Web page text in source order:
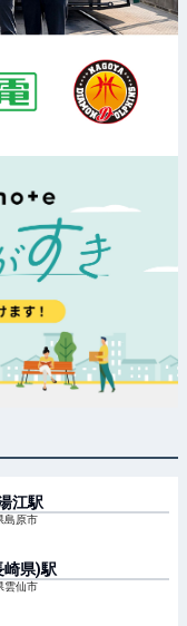
江駅
島原市
崎県)駅
雲仙市